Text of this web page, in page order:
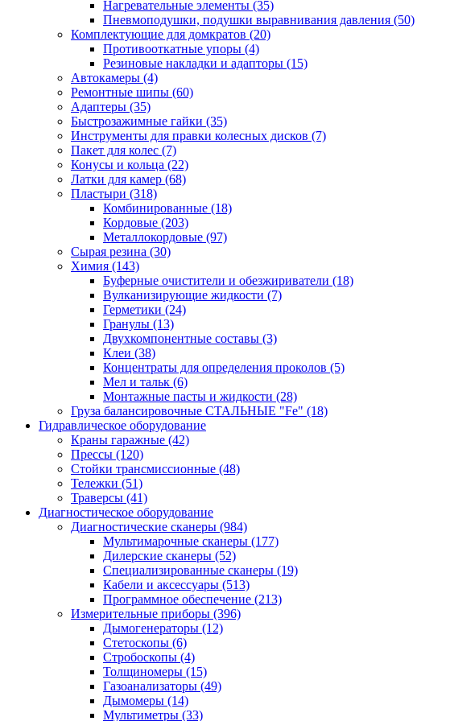
Нагревательные элементы (35)
Пневмоподушки, подушки выравнивания давления (50)
Комплектующие для домкратов (20)
Противооткатные упоры (4)
Резиновые накладки и адапторы (15)
Автокамеры (4)
Ремонтные шипы (60)
Адаптеры (35)
Быстрозажимные гайки (35)
Инструменты для правки колесных дисков (7)
Пакет для колес (7)
Конусы и кольца (22)
Латки для камер (68)
Пластыри (318)
Комбинированные (18)
Кордовые (203)
Металлокордовые (97)
Сырая резина (30)
Химия (143)
Буферные очистители и обезжириватели (18)
Вулканизирующие жидкости (7)
Герметики (24)
Гранулы (13)
Двухкомпонентные составы (3)
Клеи (38)
Концентраты для определения проколов (5)
Мел и тальк (6)
Монтажные пасты и жидкости (28)
Груза балансировочные СТАЛЬНЫЕ "Fe" (18)
Гидравлическое оборудование
Краны гаражные (42)
Прессы (120)
Стойки трансмиссионные (48)
Тележки (51)
Траверсы (41)
Диагностическое оборудование
Диагностические сканеры (984)
Мультимарочные сканеры (177)
Дилерские сканеры (52)
Специализированные сканеры (19)
Кабели и аксессуары (513)
Программное обеспечение (213)
Измерительные приборы (396)
Дымогенераторы (12)
Стетоскопы (6)
Стробоскопы (4)
Толщиномеры (15)
Газоанализаторы (49)
Дымомеры (14)
Мультиметры (33)